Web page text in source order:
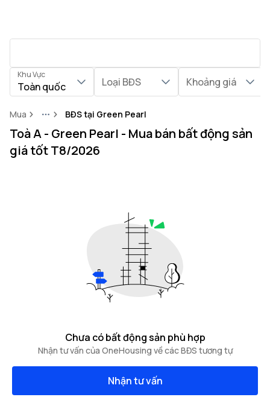
Khu Vực
Toàn quốc Loại BĐS Khoảng giá
Mua MoreBĐS tại Green Pearl
Toà A - Green Pearl - Mua bán bất động sản
giá tốt T8/2026
Chưa có bất động sản phù hợp
Nhận tư vấn của OneHousing về các BĐS tương tự
Nhận tư vấn